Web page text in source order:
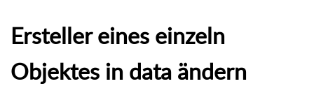
Ersteller eines einzeln
Objektes in data ändern